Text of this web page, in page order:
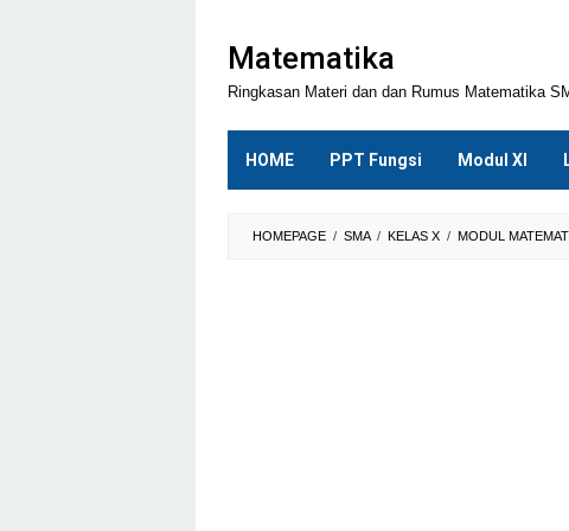
konten
Matematika
Ringkasan Materi dan dan Rumus Matematika
HOME PPT Fungsi Modul XI
HOMEPAGE / SMA / KELAS X / MODUL